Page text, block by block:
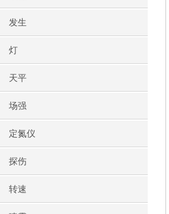
发生
灯
天平
场强
定氮仪
探伤
转速